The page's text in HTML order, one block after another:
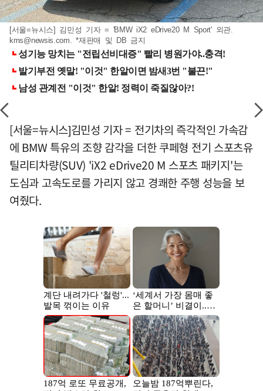
[서울=뉴시스] 김민성 기자 = 'BMW iX2 eDrive20 M Sport' 외관.
kms@newsis.com. *재판매 및 DB 금지
[서울=뉴시스]김민성 기자 = 전기차의 즉각적인 가속감
에 BMW 특유의 조향 감각을 더한 쿠페형 전기 스포츠유
틸리티차량(SUV) 'iX2 eDrive20 M 스포츠 패키지'는
도심과 고속도로를 가리지 않고 경쾌한 주행 성능을 보
여줬다.